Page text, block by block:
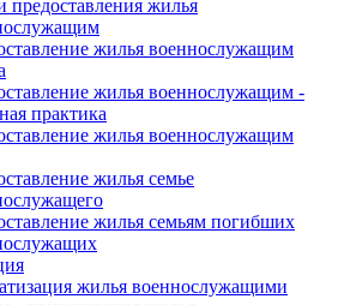
предоставления жилья
жилья военнослужащим
жилья военнослужащим -
практика
жилья военнослужащим
жилья семье
жилья семьям погибших
жилья военнослужащими